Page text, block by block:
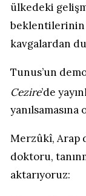
ülkedeki
beklentilerinin
kavgalardan
Tunus’un
Cezire’de
yanılsamasına
Merzûkî, Arap
doktoru,
aktarıyoruz: